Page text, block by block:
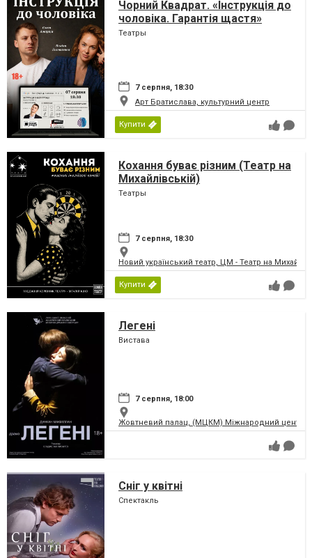
Чорний Квадрат. «Інструкція до
чоловіка. Гарантія щастя»
Театры
7 серпня, 18:30
Арт Братислава, культурний центр
Купити
Кохання буває різним (Театр на
Михайлівській)
Театры
7 серпня, 18:30
Новий український театр, ЦМ - Театр на
Купити
Легені
Вистава
7 серпня, 18:00
Жовтневий палац, (МЦКМ) Міжнародний центр
Сніг у квітні
Спектакль